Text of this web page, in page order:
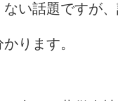
い話題ですが
ります。